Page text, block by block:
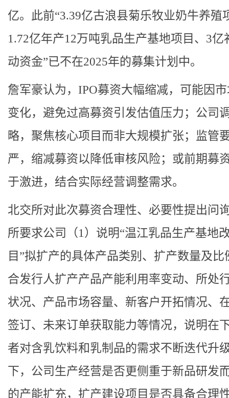
亿。此前“3.39亿古浪县菊乐牧业奶牛养殖
1.72亿年产12万吨乳品生产基地项目、3亿
动资金”已不在2025年的募集计划中。
詹军豪认为，IPO募资大幅缩减，可能因
变化，避免过高募资引发估值压力；公司
略，聚焦核心项目而非大规模扩张；监管
严，缩减募资以降低审核风险；或前期募
于激进，结合实际经营调整需求。
北交所对此次募资合理性、必要性提出问
所要求公司（1）说明“温江乳品生产基地
目”拟扩产的具体产品类别、扩产数量及比
合发行人扩产产品产能利用率变动、所处
状况、产品市场容量、新客户开拓情况、
签订、未来订单获取能力等情况，说明在
者对含乳饮料和乳制品的需求不断迭代升
下，公司生产经营是否更侧重于新品研发
的产能扩充，扩产建设项目是否具备合理